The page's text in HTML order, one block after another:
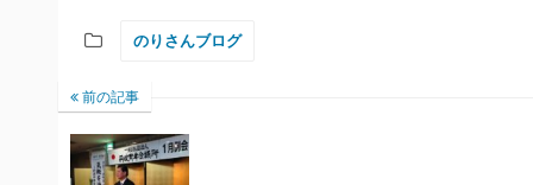
のりさんブログ
前の記事